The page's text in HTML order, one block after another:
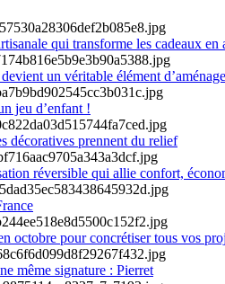
qui transforme les cadeaux en
un véritable élément
jeu d’enfant !
décoratives prennent du relief
réversible qui allie confort,
octobre pour concrétiser tous vos
même signature : Pierret